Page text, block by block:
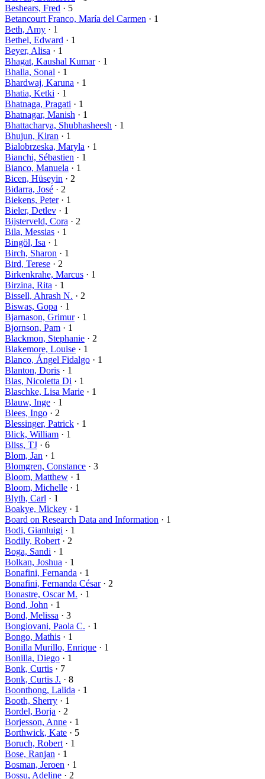
Beshears, Fred · 5
Betancourt Franco, María del Carmen · 1
Beth, Amy · 1
Bethel, Edward · 1
Beyer, Alisa · 1
Bhagat, Kaushal Kumar· 1
Bhalla, Sonal · 1
Bhardwaj, Karuna · 1
Bhatia, Ketki · 1
Bhatnaga, Pragati · 1
Bhatnagar, Manish · 1
Bhattacharya, Shubhasheesh · 1
Bhujun, Kiran · 1
Bialobrzeska, Maryla · 1
Bianchi, Sébastien · 1
Bianco, Manuela · 1
Bicen, Hüseyin · 2
Bidarra, José · 2
Biekens, Peter· 1
Bieler, Detlev · 1
Bijsterveld, Cora · 2
Bila, Messias · 1
Bingöl, Isa · 1
Birch, Sharon · 1
Bird, Terese · 2
Birkenkrahe, Marcus · 1
Birzina, Rita · 1
Bissell, Ahrash N. · 2
Biswas, Gopa · 1
Bjarnason, Grimur· 1
Bjornson, Pam · 1
Blackmon, Stephanie · 2
Blakemore, Louise · 1
Blanco, Ángel Fidalgo · 1
Blanton, Doris · 1
Blas, Nicoletta Di · 1
Blaschke, Lisa Marie · 1
Blauw, Inge · 1
Blees, Ingo · 2
Blessinger, Patrick · 1
Blick, William · 1
Bliss, TJ · 6
Blom, Jan · 1
Blomgren, Constance · 3
Bloom, Matthew · 1
Bloom, Michelle · 1
Blyth, Carl · 1
Boakye, Mickey · 1
Board on Research Data and Information · 1
Bodi, Gianluigi · 1
Bodily, Robert · 2
Boga, Sandi · 1
Bolkan, Joshua · 1
Bonafini, Fernanda · 1
Bonafini, Fernanda César· 2
Bonastre, Oscar M. · 1
Bond, John · 1
Bond, Melissa · 3
Bongiovani, Paola C. · 1
Bongo, Mathis · 1
Bonilla Murillo, Enrique · 1
Bonilla, Diego · 1
Bonk, Curtis · 7
Bonk, Curtis J. · 8
Boonthong, Lalida · 1
Booth, Sherry · 1
Bordel, Borja · 2
Borjesson, Anne · 1
Borthwick, Kate · 5
Boruch, Robert · 1
Bose, Ranjan · 1
Bosman, Jeroen · 1
Bossu, Adeline · 2